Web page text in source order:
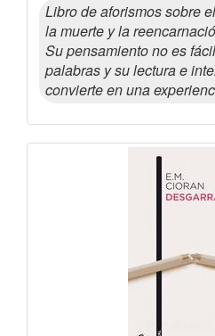
Libro de aforismos sobre
la muerte y la
Su pensamiento no es
palabras y su lectura e
convierte en una